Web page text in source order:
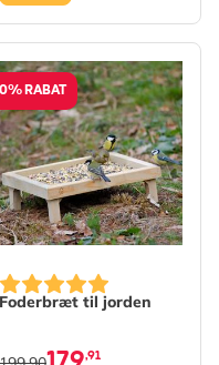
RABAT
Foderbræt til jorden
,91